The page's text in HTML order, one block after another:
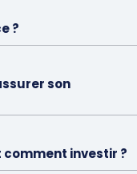
?
son
comment investir ?